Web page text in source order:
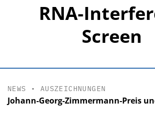
RNA-
Screen
NEWS • AUSZEICHNUNGEN
Johann-Georg-Zimmermann-Preis